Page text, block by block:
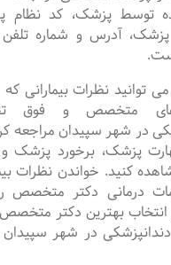
توسط پزشک، کد نظام
آدرس و شماره
توانید نظرات بیمارانی که
متخصص و فوق
در شهر سپیدان مراجعه
پزشک، برخورد پزشک
کنید. خواندن نظرات
درمانی دکتر متخصص
بهترین دکتر
در شهر سپیدان